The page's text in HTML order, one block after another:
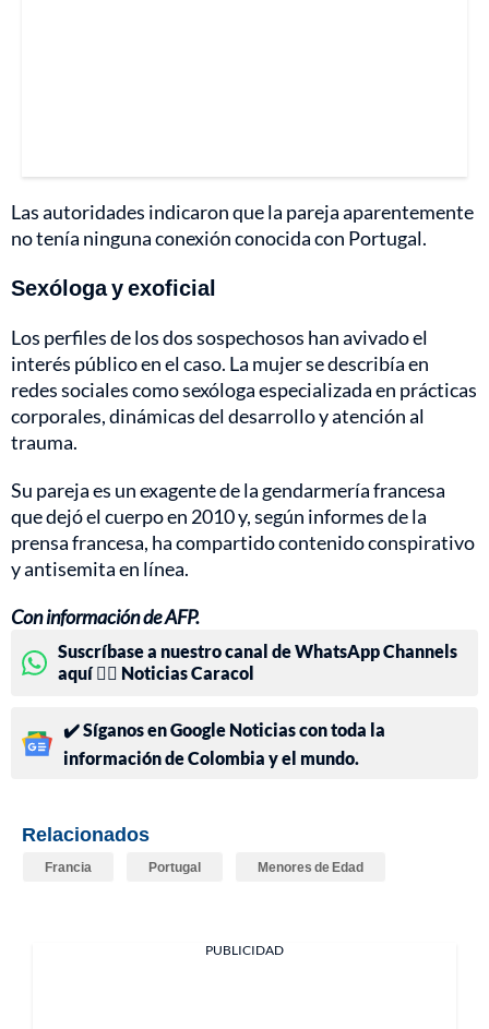
Las autoridades indicaron que la pareja aparentemente
no tenía ninguna conexión conocida con Portugal.
Sexóloga y exoficial
Los perfiles de los dos sospechosos han avivado el
interés público en el caso. La mujer se describía en
redes sociales como sexóloga especializada en prácticas
corporales, dinámicas del desarrollo y atención al
trauma.
Su pareja es un exagente de la gendarmería francesa
que dejó el cuerpo en 2010 y, según informes de la
prensa francesa, ha compartido contenido conspirativo
y antisemita en línea.
Con información de AFP.
Suscríbase a nuestro canal de WhatsApp Channels
aquí 👉🏻 Noticias Caracol
✔️ Síganos en Google Noticias con toda la
información de Colombia y el mundo.
Relacionados
Francia Portugal Menores de Edad
PUBLICIDAD